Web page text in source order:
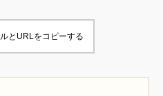
とURLをコピーする